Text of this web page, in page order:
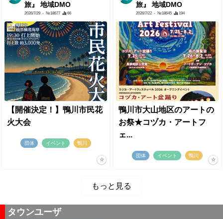
旅』 地域DMO
2026/7/29 - №18677 66
【開催決定！】鴨川市民花
火大会
団体 イベント 鴨川
旅』 地域DMO
2026/7/22 - №18645 194
鴨川市大山地区のアートの
お祭★コヅカ・アートフ
ェ...
団体 イベント 鴨川
もっと見る
タウンユーザ